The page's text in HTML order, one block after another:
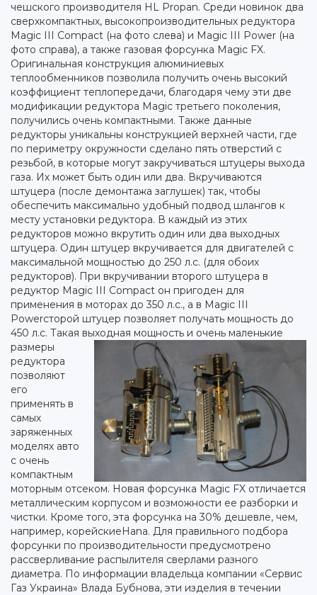
чешского производителя HL Propan. Среди новинок два
сверхкомпактных, высокопроизводительных редуктора
Magic III Compact (на фото слева) и Magic III Power (на
фото справа), а также газовая форсунка Magic FX.
Оригинальная конструкция алюминиевых
теплообменников позволила получить очень высокий
коэффициент теплопередачи, благодаря чему эти две
модификации редуктора Magic третьего поколения,
получились очень компактными. Также данные
редукторы уникальны конструкцией верхней части, где
по периметру окружности сделано пять отверстий с
резьбой, в которые могут закручиваться штуцеры выхода
газа. Их может быть один или два. Вкручиваются
штуцера (после демонтажа заглушек) так, чтобы
обеспечить максимально удобный подвод шлангов к
месту установки редуктора. В каждый из этих
редукторов можно вкрутить один или два выходных
штуцера. Один штуцер вкручивается для двигателей с
максимальной мощностью до 250 л.с. (для обоих
редукторов). При вкручивании второго штуцера в
редуктор Magic III Compact он пригоден для
применения в моторах до 350 л.с., а в Magic III
Powerсторой штуцер позволяет получать мощность до
450 л.с. Такая выходная мощность и очень маленькие
размеры
редуктора
позволяют
его
применять в
самых
заряженных
моделях авто
с очень
компактным
моторным отсеком. Новая форсунка Magic FX отличается
металлическим корпусом и возможности ее разборки и
чистки. Кроме того, эта форсунка на 30% дешевле, чем,
например, корейскиеHana. Для правильного подбора
форсунки по производительности предусмотрено
рассверливание распылителя сверлами разного
диаметра. По информации владельца компании «Сервис
Газ Украина» Влада Бубнова, эти изделия в течении